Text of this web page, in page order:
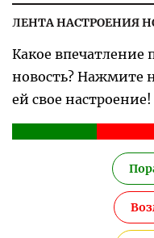
ЛЕНТА НАСТРОЕНИЯ
Какое впечатление
новость? Нажмите
ей свое настроение!